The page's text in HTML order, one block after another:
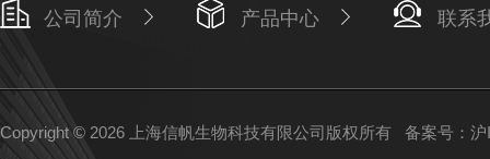
公司简介 产品中心 联系
Copyright © 2026 上海信帆生物科技有限公司版权所有 备案号：